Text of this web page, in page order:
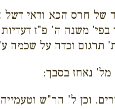
של חרס הכא ודאי
משנה ה' פ"ז
תרגום וכדה על שכמה
מל' נאחז בסבך:
וכן ל' הר"ש